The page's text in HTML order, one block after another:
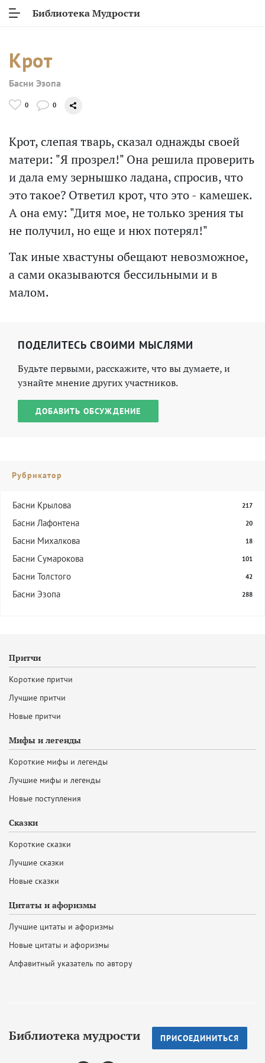
Библиотека Мудрости
Крот
Басни Эзопа
0 0
Крот, слепая тварь, сказал однажды своей
матери: "Я прозрел!" Она решила проверить
и дала ему зернышко ладана, спросив, что
это такое? Ответил крот, что это - камешек.
А она ему: "Дитя мое, не только зрения ты
не получил, но еще и нюх потерял!"
Так иные хвастуны обещают невозможное,
а сами оказываются бессильными и в
малом.
ПОДЕЛИТЕСЬ СВОИМИ МЫСЛЯМИ
Будьте первыми, расскажите, что вы думаете, и
узнайте мнение других участников.
ДОБАВИТЬ ОБСУЖДЕНИЕ
Рубрикатор
Басни Крылова 217
Басни Лафонтена 20
Басни Михалкова 18
Басни Сумарокова 101
Басни Толстого 42
Басни Эзопа 288
Притчи
Короткие притчи
Лучшие притчи
Новые притчи
Мифы и легенды
Короткие мифы и легенды
Лучшие мифы и легенды
Новые поступления
Сказки
Короткие сказки
Лучшие сказки
Новые сказки
Цитаты и афоризмы
Лучшие цитаты и афоризмы
Новые цитаты и афоризмы
Алфавитный указатель по автору
Библиотека мудрости ПРИСОЕДИНИТЬСЯ